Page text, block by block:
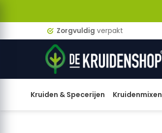
Zorgvuldigverpakt
Kruiden & Specerijen Kruidenmixen